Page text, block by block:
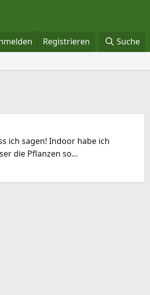
Registrieren Suche
ich sagen! Indoor habe ich
die Pflanzen so...